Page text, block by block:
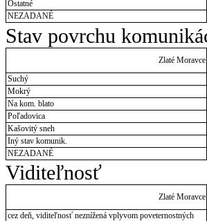
Ostatné
NEZADANÉ
Stav povrchu
Zlaté Moravce
Suchý
Mokrý
Na kom. blato
Poľadovica
Kašovitý sneh
Iný stav komunik.
NEZADANÉ
Viditeľnosť
Zlaté Moravce
cez deň, viditeľnosť neznížená vplyvom poveternostných